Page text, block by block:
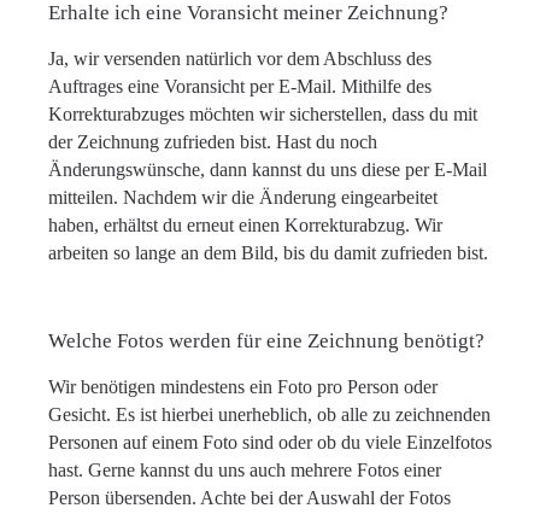
Erhalte ich eine Voransicht meiner Zeichnung?
Ja, wir versenden natürlich vor dem Abschluss des
Auftrages eine Voransicht per E-Mail. Mithilfe des
Korrekturabzuges möchten wir sicherstellen, dass du mit
der Zeichnung zufrieden bist. Hast du noch
Änderungswünsche, dann kannst du uns diese per E-Mail
mitteilen. Nachdem wir die Änderung eingearbeitet
haben, erhältst du erneut einen Korrekturabzug. Wir
arbeiten so lange an dem Bild, bis du damit zufrieden bist.
Welche Fotos werden für eine Zeichnung benötigt?
Wir benötigen mindestens ein Foto pro Person oder
Gesicht. Es ist hierbei unerheblich, ob alle zu zeichnenden
Personen auf einem Foto sind oder ob du viele Einzelfotos
hast. Gerne kannst du uns auch mehrere Fotos einer
Person übersenden. Achte bei der Auswahl der Fotos